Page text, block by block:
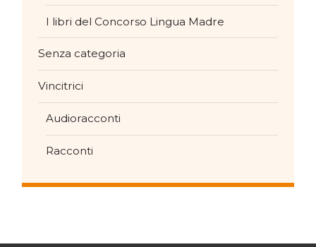
I libri del Concorso Lingua Madre
Senza categoria
Vincitrici
Audioracconti
Racconti